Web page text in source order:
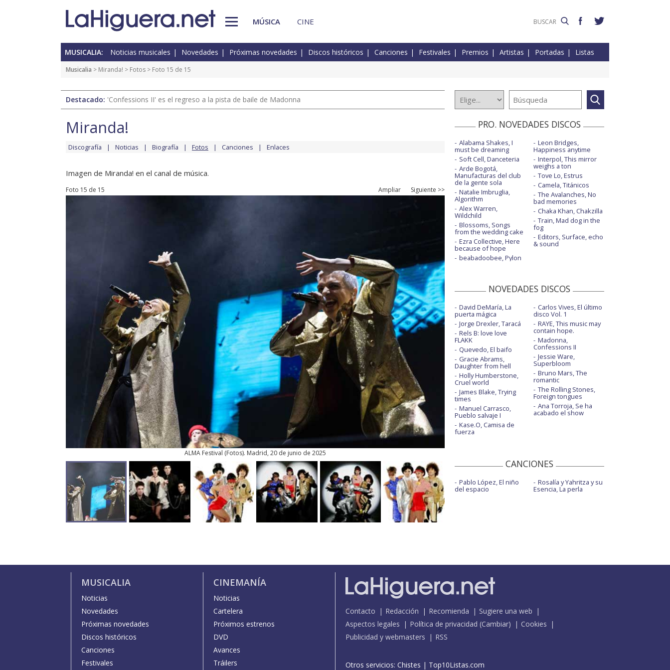
MÚSICA CINE
MUSICALIA: Noticias musicales Novedades Próximas novedades Discos históricos Canciones Festivales Premios Artistas Portadas Listas
Musicalia > Miranda! > Fotos > Foto 15 de 15
Destacado: 'Confessions II' es el regreso a la pista de baile de Madonna
Miranda!
Discografía Noticias Biografía Fotos Canciones Enlaces
Imagen de Miranda! en el canal de música.
Foto 15 de 15 Ampliar Siguiente >>
ALMA Festival (Fotos). Madrid, 20 de junio de 2025
PRO. NOVEDADES DISCOS
Alabama Shakes, I
must be dreaming
Soft Cell, Danceteria
Arde Bogotá,
Manufacturas del club
de la gente sola
Natalie Imbruglia,
Algorithm
Alex Warren,
Wildchild
Blossoms, Songs
from the wedding cake
Ezra Collective, Here
because of hope
beabadoobee, Pylon
Leon Bridges,
Happiness anytime
Interpol, This mirror
weighs a ton
Tove Lo, Estrus
Camela, Titánicos
The Avalanches, No
bad memories
Chaka Khan, Chakzilla
Train, Mad dog in the
fog
Editors, Surface, echo
& sound
NOVEDADES DISCOS
David DeMaría, La
puerta mágica
Jorge Drexler, Taracá
Rels B: love love
FLAKK
Quevedo, El baifo
Gracie Abrams,
Daughter from hell
Holly Humberstone,
Cruel world
James Blake, Trying
times
Manuel Carrasco,
Pueblo salvaje I
Kase.O, Camisa de
fuerza
Carlos Vives, El último
disco Vol. 1
RAYE, This music may
contain hope.
Madonna,
Confessions II
Jessie Ware,
Superbloom
Bruno Mars, The
romantic
The Rolling Stones,
Foreign tongues
Ana Torroja, Se ha
acabado el show
CANCIONES
Pablo López, El niño
del espacio
Rosalía y Yahritza y su
Esencia, La perla
MUSICALIA
Noticias
Novedades
Próximas novedades
Discos históricos
Canciones
Festivales
CINEMANÍA
Noticias
Cartelera
Próximos estrenos
DVD
Avances
Tráilers
Contacto Redacción Recomienda
Sugiere una web
Aspectos legales
Política de privacidad (Cambiar)
Cookies
Publicidad y webmasters
RSS
Otros servicios: Chistes | Top10Listas.com